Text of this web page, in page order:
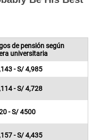
de pensión según
universitaria
- S/ 4,985
- S/ 4,728
- S/ 4500
- S/ 4,435